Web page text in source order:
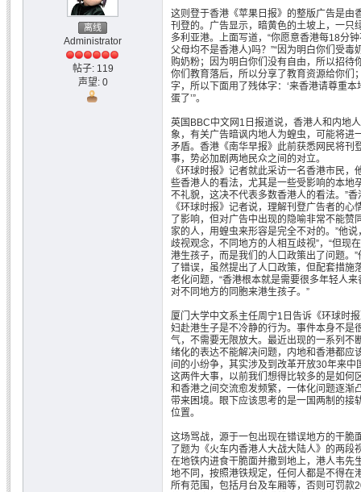
离线
Administrator
帖子: 119
声望: 0
这则登于香港《苹果日报》的整版广告是由
刊登的。广告显示，暗黄色的土坡上，一只
多利亚港。上面写道，“你愿意香港每18分
父母均不是香港人)吗？”“因为明白你们受
购奶粉；因为明白你们没有自由，所以招待
你们教育落后，所以分享了教育资源给你们
字，所以下面用了残体字：‘来香港请尊重
蛋了’”。
英国BBC中文网1日报道说，香港人和内地
象，有关广告暗讽内地人为蝗虫，可能将进
矛盾。香港《南华早报》此前获悉网民将刊
事，势必加剧两地民众之间的对立。
《环球时报》记者就此采访一名香港市民
些香港人的看法，尤其是一些受影响的本地
不礼貌，这决不代表多数香港人的看法。”
《环球时报》记者说，理解刊登广告者的
了影响，但对广告中出现的隐喻非常不能赞
家的人，用蝗虫来形容是完全不对的。”他
歧视观念，不同地方的人相互歧视”，“但现
港生孩子，而是我们的人口政策出了问题。
了错误，虽然提出了人口政策，但配套措施
老化问题，“香港根本就是需要很多年轻人
对不同地方的同胞来港生孩子。”
厦门大学中文系主任周宁1日告诉《环球时
妇赴港生子是不冷静的行为。事件本身不是
气，不需要无限放大。最近出现的一系列不
绪化的表达不能解决问题，内地和香港都应
间的小纷争，其实涉及到改革开放30年来中
这两件大事，以前我们想得比较多的是如何
和香港之间交流愈发频繁，一体化问题逐渐
带来困境。眼下应该思考的是一国两制的接
位置。
这场骂战，源于一包出现在错误地方的干脆
了题为《火车内香港人大战大陆人》的两段
在地铁内进食干脆面并撒到地上，港人韦先
地不同，按照港铁规定，任何人都是不得在
所有范围，包括月台及车厢等，否则可罚款